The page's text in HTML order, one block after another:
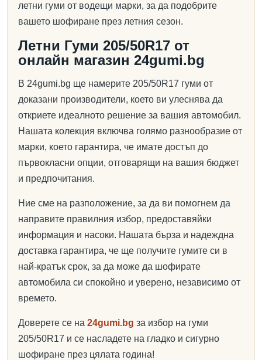
летни гуми от водещи марки, за да подобрите
вашето шофиране през летния сезон.
Летни Гуми 205/50R17 от
онлайн магазин 24gumi.bg
В 24gumi.bg ще намерите 205/50R17 гуми от
доказани производители, което ви улеснява да
откриете идеалното решение за вашия автомобил.
Нашата колекция включва голямо разнообразие от
марки, което гарантира, че имате достъп до
първокласни опции, отговарящи на вашия бюджет
и предпочитания.
Ние сме на разположение, за да ви помогнем да
направите правилния избор, предоставяйки
информация и насоки. Нашата бърза и надеждна
доставка гарантира, че ще получите гумите си в
най-кратък срок, за да може да шофирате
автомобила си спокойно и уверено, независимо от
времето.
Доверете се на 24gumi.bg за избор на гуми
205/50R17 и се насладете на гладко и сигурно
шофиране през цялата година!